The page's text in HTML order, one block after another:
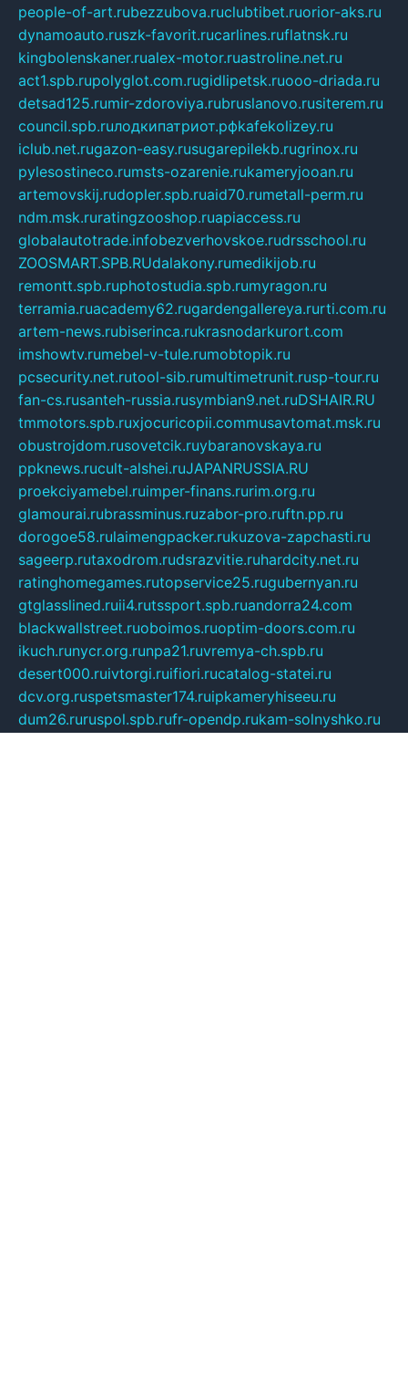
people-of-art.rubezzubova.ruclubtibet.ruorior-aks.ru
dynamoauto.ruszk-favorit.rucarlines.ruflatnsk.ru
kingbolenskaner.rualex-motor.ruastroline.net.ru
act1.spb.rupolyglot.com.rugidlipetsk.ruooo-driada.ru
detsad125.rumir-zdoroviya.rubruslanovo.rusiterem.ru
council.spb.ruлодкипатриот.рфkafekolizey.ru
iclub.net.rugazon-easy.rusugarepilekb.rugrinox.ru
pylesostineco.rumsts-ozarenie.rukameryjooan.ru
artemovskij.rudopler.spb.ruaid70.rumetall-perm.ru
ndm.msk.ruratingzooshop.ruapiaccess.ru
globalautotrade.infobezverhovskoe.rudrsschool.ru
ZOOSMART.SPB.RUdalakony.rumedikijob.ru
remontt.spb.ruphotostudia.spb.rumyragon.ru
terramia.ruacademy62.rugardengallereya.rurti.com.ru
artem-news.rubiserinca.rukrasnodarkurort.com
imshowtv.rumebel-v-tule.rumobtopik.ru
pcsecurity.net.rutool-sib.rumultimetrunit.rusp-tour.ru
fan-cs.rusanteh-russia.rusymbian9.net.ruDSHAIR.RU
tmmotors.spb.ruxjocuricopii.commusavtomat.msk.ru
obustrojdom.rusovetcik.ruybaranovskaya.ru
ppknews.rucult-alshei.ruJAPANRUSSIA.RU
proekciyamebel.ruimper-finans.rurim.org.ru
glamourai.rubrassminus.ruzabor-pro.ruftn.pp.ru
dorogoe58.rulaimengpacker.rukuzova-zapchasti.ru
sageerp.rutaxodrom.rudsrazvitie.ruhardcity.net.ru
ratinghomegames.rutopservice25.rugubernyan.ru
gtglasslined.ruii4.rutssport.spb.ruandorra24.com
blackwallstreet.ruoboimos.ruoptim-doors.com.ru
ikuch.runycr.org.runpa21.ruvremya-ch.spb.ru
desert000.ruivtorgi.ruifiori.rucatalog-statei.ru
dcv.org.ruspetsmaster174.ruipkameryhiseeu.ru
dum26.ruruspol.spb.rufr-opendp.rukam-solnyshko.ru